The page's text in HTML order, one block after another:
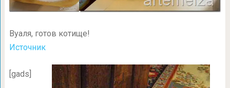
Вуаля, готов котище!
Источник
[gads]